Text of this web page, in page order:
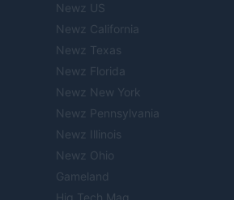
Newz US
Newz California
Newz Texas
Newz Florida
Newz New York
Newz Pennsylvania
Newz Illinois
Newz Ohio
Gameland